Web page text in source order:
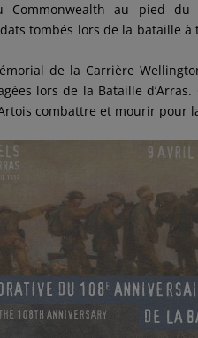
au pied du
tombés lors de la bataille
de la Carrière
lors de la Bataille
combattre et mourir pour